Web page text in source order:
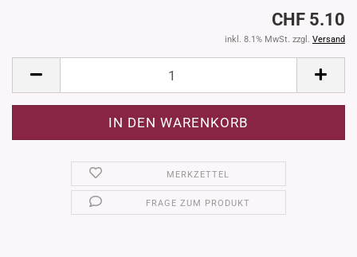
CHF 5.10
inkl. 8.1% MwSt. zzgl. Versand
MERKZETTEL
FRAGE ZUM PRODUKT